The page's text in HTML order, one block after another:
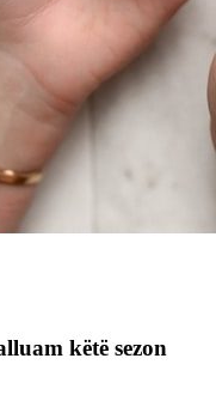
këtë sezon